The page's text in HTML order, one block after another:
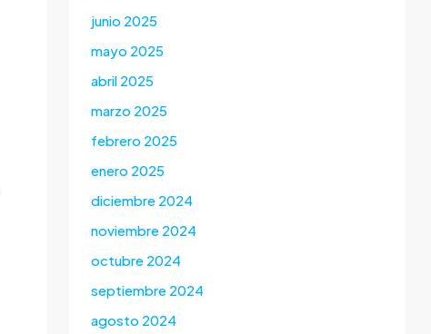
junio 2025
mayo 2025
abril 2025
marzo 2025
febrero 2025
enero 2025
diciembre 2024
noviembre 2024
octubre 2024
septiembre 2024
agosto 2024